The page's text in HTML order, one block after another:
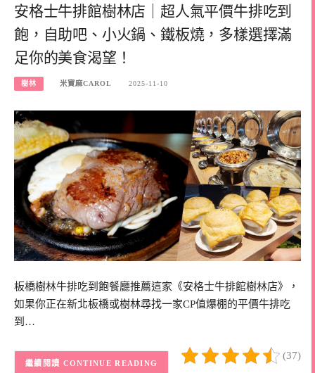
安格士牛排館樹林店｜超人氣平價牛排吃到
飽，自助吧、小火鍋、鐵板燒，多樣選擇滿
足你的美食渴望！
樹林 米寶麻CAROL 2025-11-10
板橋樹林牛排吃到飽餐廳推薦這家《安格士牛排館樹林店》，
如果你正在新北板橋或樹林尋找一家CP值爆棚的平價牛排吃
到…
(37)
CONTINUE READING